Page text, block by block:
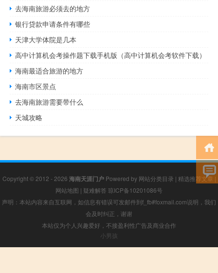
去海南旅游必须去的地方
银行贷款申请条件有哪些
天津大学体院是几本
高中计算机会考操作题下载手机版（高中计算机会考软件下载）
海南最适合旅游的地方
海南市区景点
去海南旅游需要带什么
天城攻略
Copyright © 2012 - 2026 海南天涯门户Powered by 网站分类目录 | 精选推荐文章 |
网站地图 | 疑难解答 琼ICP备10201086号
声明：本站内容来自互联网，如信息有错误可发邮件到f_fb#foxmail.com说明，我们
会及时纠正，谢谢
本站仅为个人兴趣爱好，不接盈利性广告及商业合作
小男孩